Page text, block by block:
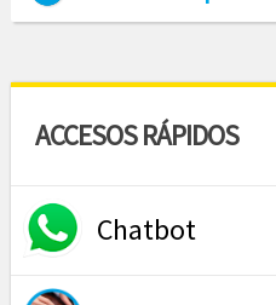
ACCESOS RÁPIDOS
Chatbot